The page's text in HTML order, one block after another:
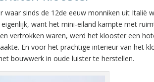
sinds de 12de eeuw monniken uit Italië
want het mini-eiland kampte met
vertrokken waren, werd het klooster een
En voor het prachtige interieur van het
bouwwerk in oude luister te herstellen.